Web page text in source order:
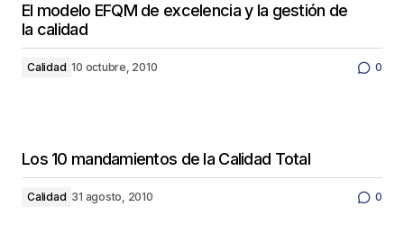
El modelo EFQM de excelencia y la gestión de
la calidad
Calidad 10 octubre, 2010 0
Los 10 mandamientos de la Calidad Total
Calidad 31 agosto, 2010 0